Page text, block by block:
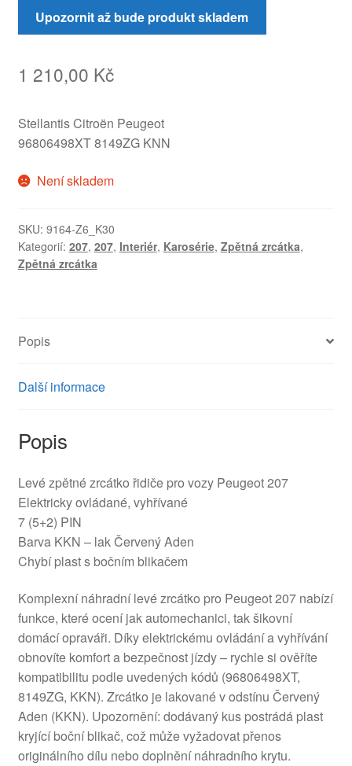
Upozornit až bude produkt skladem
1 210,00 Kč
Stellantis Citroën Peugeot
96806498XT 8149ZG KNN
Není skladem
SKU: 9164-Z6_K30
Kategorií: 207, 207, Interiér, Karosérie, Zpětná zrcátka,
Zpětná zrcátka
Popis
Další informace
Popis
Levé zpětné zrcátko řidiče pro vozy Peugeot 207
Elektricky ovládané, vyhřívané
7 (5+2) PIN
Barva KKN – lak Červený Aden
Chybí plast s bočním blikačem
Komplexní náhradní levé zrcátko pro Peugeot 207 nabízí
funkce, které ocení jak automechanici, tak šikovní
domácí opraváři. Díky elektrickému ovládání a vyhřívání
obnovíte komfort a bezpečnost jízdy – rychle si ověříte
kompatibilitu podle uvedených kódů (96806498XT,
8149ZG, KKN). Zrcátko je lakované v odstínu Červený
Aden (KKN). Upozornění: dodávaný kus postrádá plast
kryjící boční blikač, což může vyžadovat přenos
originálního dílu nebo doplnění náhradního krytu.